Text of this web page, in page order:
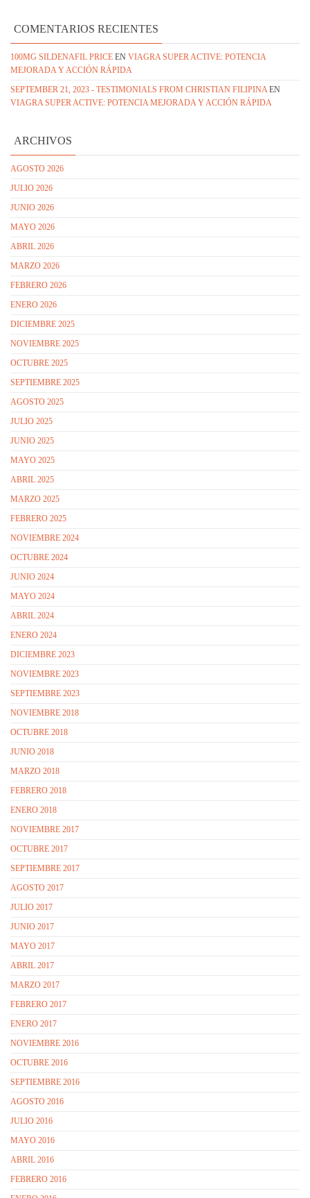
COMENTARIOS RECIENTES
100MG SILDENAFIL PRICE EN VIAGRA SUPER ACTIVE: POTENCIA
MEJORADA Y ACCIÓN RÁPIDA
SEPTEMBER 21, 2023 - TESTIMONIALS FROM CHRISTIAN FILIPINAEN
VIAGRA SUPER ACTIVE: POTENCIA MEJORADA Y ACCIÓN RÁPIDA
ARCHIVOS
AGOSTO 2026
JULIO 2026
JUNIO 2026
MAYO 2026
ABRIL 2026
MARZO 2026
FEBRERO 2026
ENERO 2026
DICIEMBRE 2025
NOVIEMBRE 2025
OCTUBRE 2025
SEPTIEMBRE 2025
AGOSTO 2025
JULIO 2025
JUNIO 2025
MAYO 2025
ABRIL 2025
MARZO 2025
FEBRERO 2025
NOVIEMBRE 2024
OCTUBRE 2024
JUNIO 2024
MAYO 2024
ABRIL 2024
ENERO 2024
DICIEMBRE 2023
NOVIEMBRE 2023
SEPTIEMBRE 2023
NOVIEMBRE 2018
OCTUBRE 2018
JUNIO 2018
MARZO 2018
FEBRERO 2018
ENERO 2018
NOVIEMBRE 2017
OCTUBRE 2017
SEPTIEMBRE 2017
AGOSTO 2017
JULIO 2017
JUNIO 2017
MAYO 2017
ABRIL 2017
MARZO 2017
FEBRERO 2017
ENERO 2017
NOVIEMBRE 2016
OCTUBRE 2016
SEPTIEMBRE 2016
AGOSTO 2016
JULIO 2016
MAYO 2016
ABRIL 2016
FEBRERO 2016